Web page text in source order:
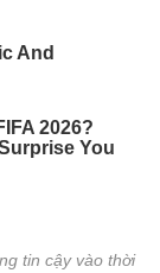
tin cậy vào thời